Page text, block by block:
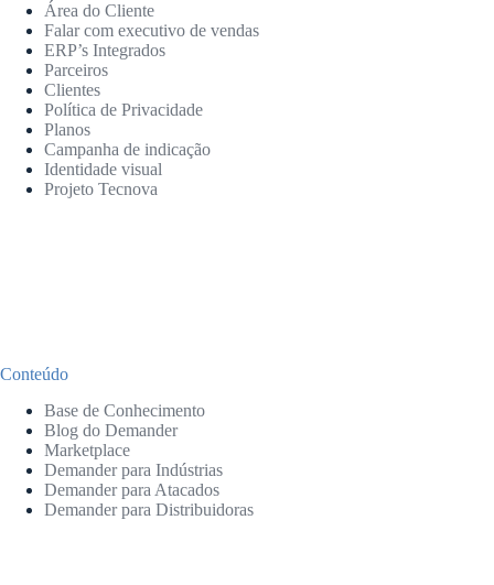
Área do Cliente
Falar com executivo de vendas
ERP’s Integrados
Parceiros
Clientes
Política de Privacidade
Planos
Campanha de indicação
Identidade visual
Projeto Tecnova
Conteúdo
Base de Conhecimento
Blog do Demander
Marketplace
Demander para Indústrias
Demander para Atacados
Demander para Distribuidoras